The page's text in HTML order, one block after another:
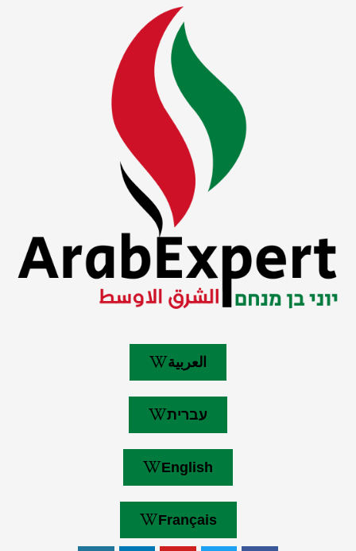
العربية
עברית
English
Français